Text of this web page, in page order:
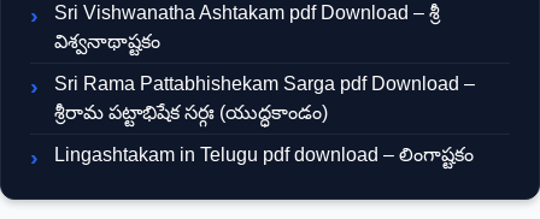
Sri Vishwanatha Ashtakam pdf Download – శ్రీ
విశ్వనాథాష్టకం
Sri Rama Pattabhishekam Sarga pdf Download –
శ్రీరామ పట్టాభిషేక సర్గః (యుద్ధకాండం)
Lingashtakam in Telugu pdf download – లింగాష్టకం